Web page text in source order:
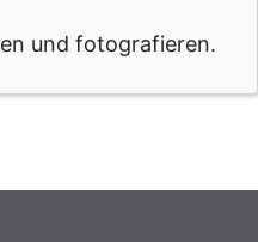
und fotografieren.